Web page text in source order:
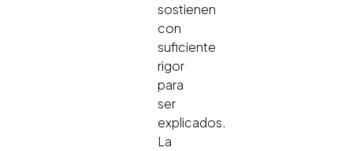
sostienen
con
suficiente
rigor
para
ser
explicados.
La